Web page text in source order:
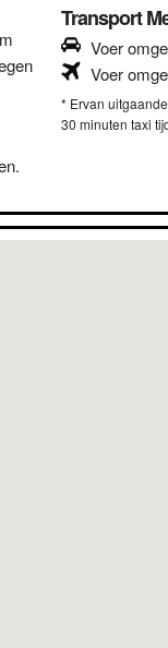
Transport
Voer
Voer
* Ervan
30 minuten taxi